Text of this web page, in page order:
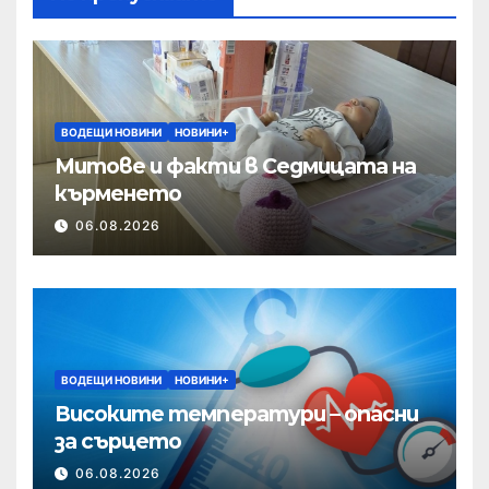
ВОДЕЩИ НОВИНИ НОВИНИ+
Митове и факти в Седмицата на
кърменето
06.08.2026
ВОДЕЩИ НОВИНИ НОВИНИ+
Високите температури – опасни
за сърцето
06.08.2026